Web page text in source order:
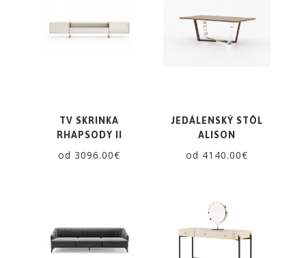
TV SKRINKA
RHAPSODY II
od 3096.00€
JEDÁLENSKÝ STÔL
ALISON
od 4140.00€